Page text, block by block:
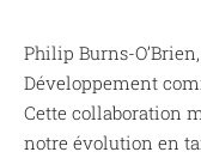
Philip Burns-
Développement
Cette collaboration
notre évolution en